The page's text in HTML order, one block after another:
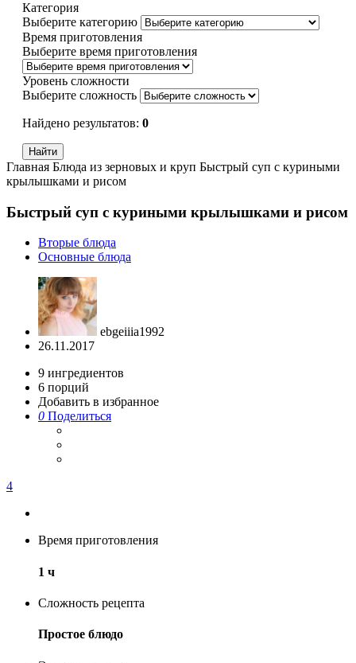
Категория
Выберите категорию
Время приготовления
Выберите время приготовления
Уровень сложности
Выберите сложность
Найдено результатов: 0
Главная Блюда из зерновых и круп Быстрый суп с куриными
крылышками и рисом
Быстрый суп с куриными крылышками и рисом
Вторые блюда
Основные блюда
ebgeiiia1992
26.11.2017
9 ингредиентов
6 порций
Добавить в избранное
0 Поделиться
4
Время приготовления
1 ч
Сложность рецепта
Простое блюдо